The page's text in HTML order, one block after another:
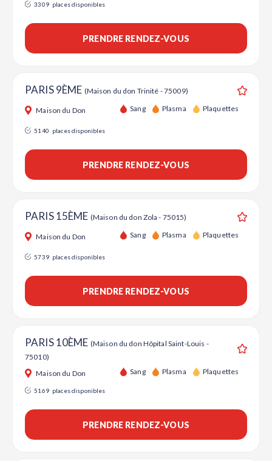
3309 places disponibles
PRENDRE RENDEZ-VOUS
PARIS 9ÈME (Maison du don Trinité - 75009)
Maison du Don Sang Plasma Plaquettes
5140 places disponibles
PRENDRE RENDEZ-VOUS
PARIS 15ÈME (Maison du don Zola - 75015)
Maison du Don Sang Plasma Plaquettes
5739 places disponibles
PRENDRE RENDEZ-VOUS
PARIS 10ÈME (Maison du don Hôpital Saint-Louis -
75010)
Maison du Don Sang Plasma Plaquettes
5169 places disponibles
PRENDRE RENDEZ-VOUS